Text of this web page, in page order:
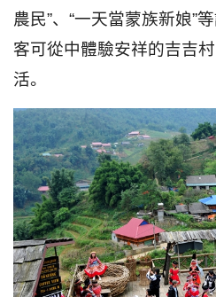
農民”、“一天當蒙族新娘”
客可從中體驗安祥的吉吉
活。